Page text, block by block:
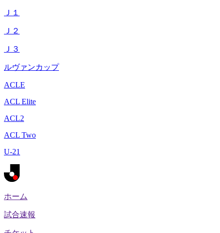
Ｊ１
Ｊ２
Ｊ３
ルヴァンカップ
ACLE
ACL Elite
ACL2
ACL Two
U-21
ホーム
試合速報